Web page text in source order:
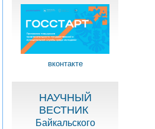
вконтакте
НАУЧНЫЙ
ВЕСТНИК
Байкальского